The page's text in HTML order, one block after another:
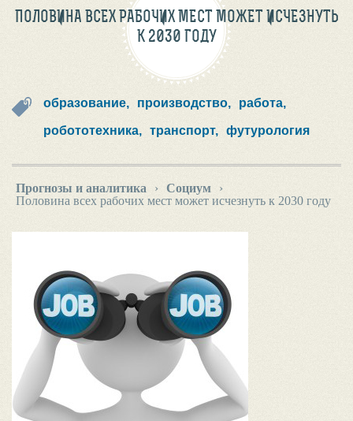
ПОЛОВИНА ВСЕХ РАБОЧИХ МЕСТ МОЖЕТ ИСЧЕЗНУТЬ
К 2030 ГОДУ
образование, производство, работа,
робототехника, транспорт, футурология
Прогнозы и аналитика › Социум
›
Половина всех рабочих мест может исчезнуть к 2030 году